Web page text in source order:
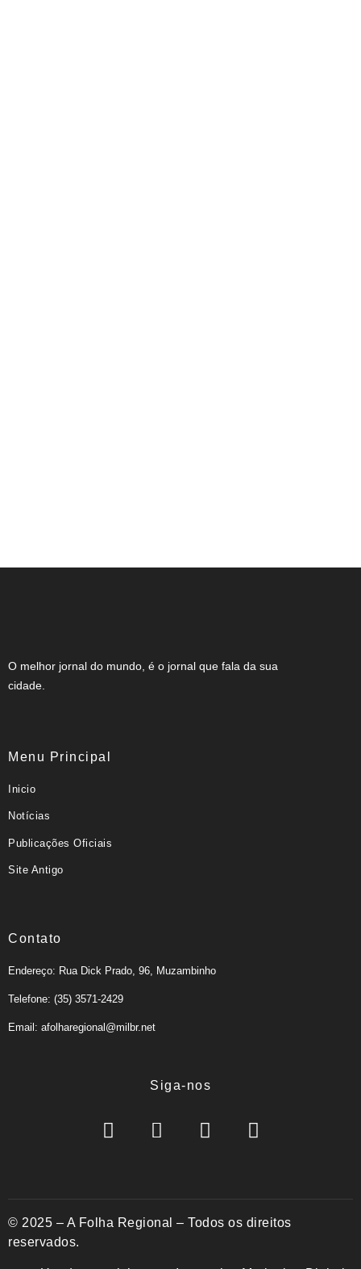
O melhor jornal do mundo, é o jornal que fala da sua
cidade.
Menu Principal
Inicio
Notícias
Publicações Oficiais
Site Antigo
Contato
Endereço: Rua Dick Prado, 96, Muzambinho
Telefone: (35) 3571-2429
Email: afolharegional@milbr.net
Siga-nos
© 2025 – A Folha Regional – Todos os direitos
reservados.